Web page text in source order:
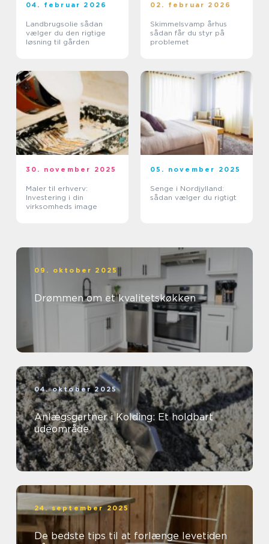
04. februar 2026
Landbrugsolie sådan
vælger du den rigtige
løsning til gården
02. februar 2026
Skimmelsvamp århus
sådan får du styr på
problemet
30. november 2025
Maler til erhverv:
Investering i din
virksomheds image
05. november 2025
Senge i Nordjylland:
sådan vælger du rigtigt
09. oktober 2025
Drømmen om et kvalitetskøkken
04. oktober 2025
Anlægsgartner i Kolding: Et holdbart
udeområde
24. september 2025
De bedste tips til at forlænge levetiden